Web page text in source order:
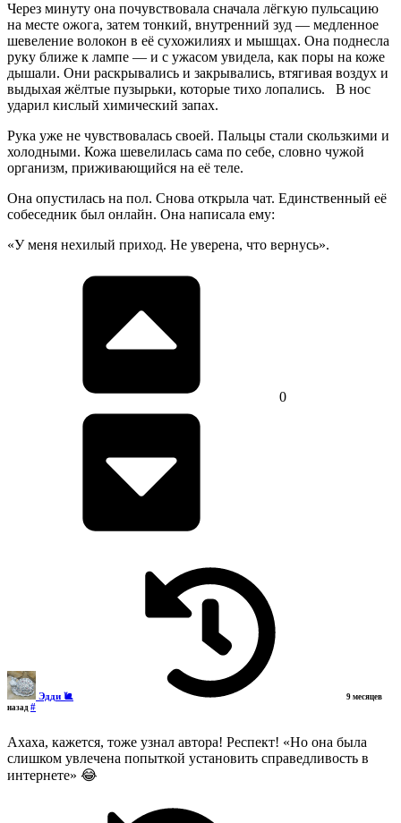
Через минуту она почувствовала сначала лёгкую пульсацию
на месте ожога, затем тонкий, внутренний зуд — медленное
шевеление волокон в её сухожилиях и мышцах. Она поднесла
руку ближе к лампе — и с ужасом увидела, как поры на коже
дышали. Они раскрывались и закрывались, втягивая воздух и
выдыхая жёлтые пузырьки, которые тихо лопались. В нос
ударил кислый химический запах.
Рука уже не чувствовалась своей. Пальцы стали скользкими и
холодными. Кожа шевелилась сама по себе, словно чужой
организм, приживающийся на её теле.
Она опустилась на пол. Снова открыла чат. Единственный её
собеседник был онлайн. Она написала ему:
«У меня нехилый приход. Не уверена, что вернусь».
0
Эдди 🐌
9 месяцев
назад #
Ахаха, кажется, тоже узнал автора! Респект! «Но она была
слишком увлечена попыткой установить справедливость в
интернете» 😂